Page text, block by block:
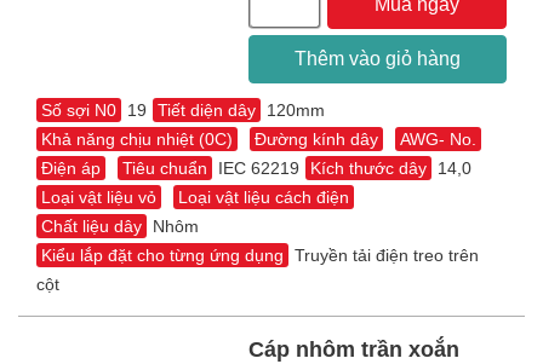
Mua ngay
Thêm vào giỏ hàng
Số sợi N0 19 Tiết diện dây
120mm
Khả năng chịu nhiệt (0C)
Đường kính dây
AWG- No.
Điện áp
Tiêu chuẩn IEC 62219 Kích thước dây
14,0
Loại vật liệu vỏ
Loại vật liệu cách điện
Chất liệu dây
Nhôm
Kiểu lắp đặt cho từng ứng dụng
Truyền tải điện treo trên
cột
Cáp nhôm trần xoắn